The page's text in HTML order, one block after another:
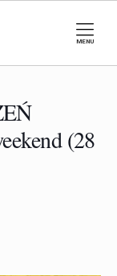
MENU
(28